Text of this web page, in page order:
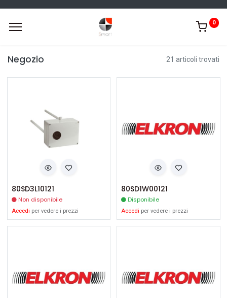
0
Negozio 21 articoli trovati
80SD3L10121
Non disponibile
Accedi per vedere i prezzi
80SD1W00121
Disponibile
Accedi per vedere i prezzi